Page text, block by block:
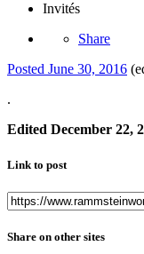
Invités
Share
Posted June 30, 2016
.
Edited December 22,
Link to post
Share on other sites